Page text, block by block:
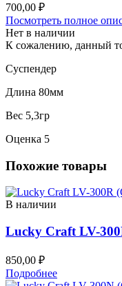
700,00 ₽
Посмотреть полное
Нет в наличии
К сожалению, данный
Суспендер
Длина 80мм
Вес 5,3гр
Оценка 5
Похожие товары
В наличии
Lucky Craft LV-
850,00 ₽
Подробнее